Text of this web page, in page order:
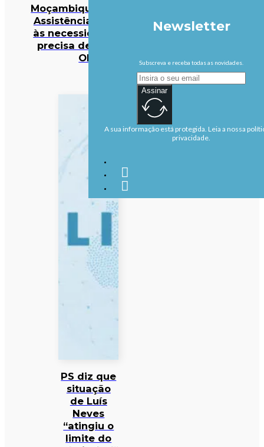
Moçambique/Ataques:
Assistência responde
às necessidades mas
precisa de reforço –
OIM
PS diz que
situação
de Luís
Neves
“atingiu o
limite do
Newsletter
Subscreva e receba todas as novidades.
Assinar
A sua informação está protegida. Leia a nossa
privacidade.